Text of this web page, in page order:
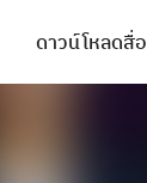
ดาวน์โหลดสื่อ